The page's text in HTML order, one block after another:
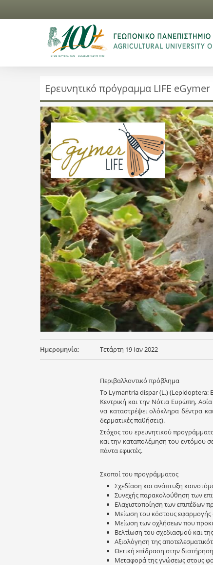
Ερευνητικό πρόγραμμα LIFE eGymer
Ημερομηνία: Τετάρτη 19 Ιαν 2022
Περιβαλλοντικό πρόβλημα
Το Lymantria dispar (L.) (Lepidoptera:
Κεντρική και την Νότια Ευρώπη,
να καταστρέψει ολόκληρα δέντρα
δερματικές παθήσεις).
Στόχος του ερευνητικού
και την καταπολέμηση του εντόμου
πάντα εφικτές.
Σκοποί του προγράμματος
Σχεδίαση και ανάπτυξη
Συνεχής παρακολούθηση των
Ελαχιστοποίηση των επιπέδων
Μείωση του κόστους εφαρμογής
Μείωση των οχλήσεων που
Βελτίωση του σχεδιασμού και
Αξιολόγηση της
Θετική επίδραση στην
Μεταφορά της γνώσεως στους